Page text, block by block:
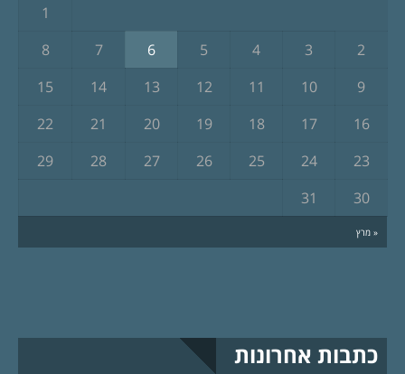
« מרץ
1
2
3
4
5
6
7
8
9
10
11
12
13
14
15
16
17
18
19
20
21
22
23
24
25
26
27
28
29
30
31
כתבות אחרונות